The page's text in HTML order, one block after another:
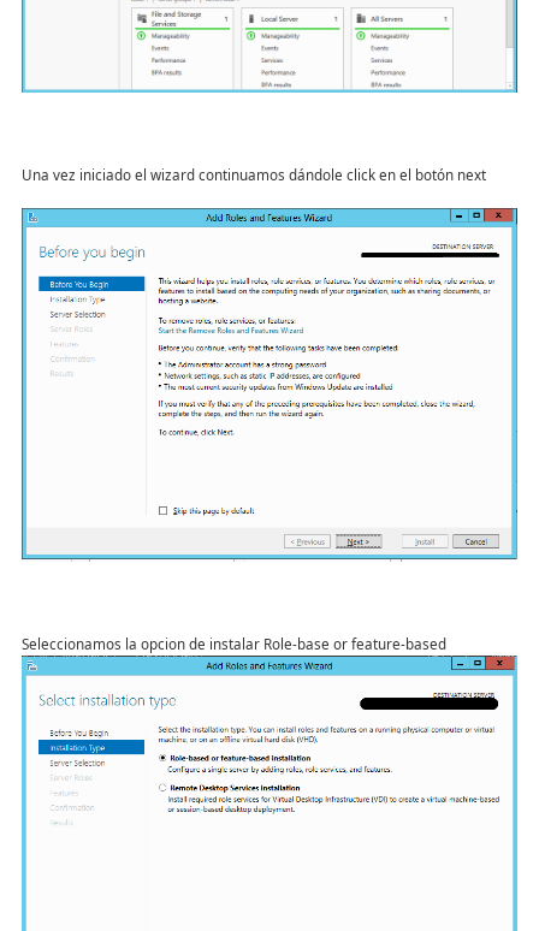
Una vez iniciado el wizard continuamos dándole click en el botón next
Seleccionamos la opcion de instalar Role-base or feature-based